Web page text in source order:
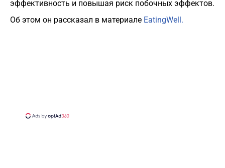
эффективность и повышая риск побочных эффектов.
Об этом он рассказал в материале EatingWell.